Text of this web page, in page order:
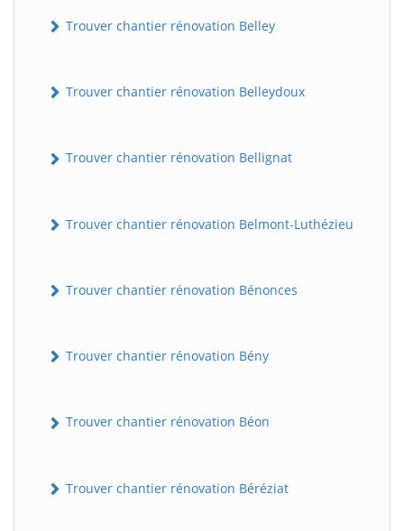
Trouver chantier rénovation Belley
Trouver chantier rénovation Belleydoux
Trouver chantier rénovation Bellignat
Trouver chantier rénovation Belmont-Luthézieu
Trouver chantier rénovation Bénonces
Trouver chantier rénovation Bény
Trouver chantier rénovation Béon
Trouver chantier rénovation Béréziat